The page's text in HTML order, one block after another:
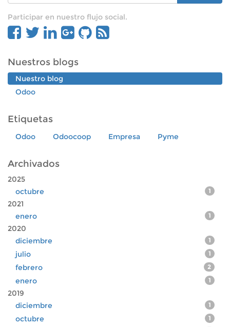
Participar en nuestro flujo social.
Nuestros blogs
Nuestro blog
Odoo
Etiquetas
Odoo Odoocoop Empresa Pyme
Archivados
2025
octubre
1
2021
enero
1
2020
diciembre
1
julio 1
febrero 2
enero 1
2019
diciembre
1
octubre 1